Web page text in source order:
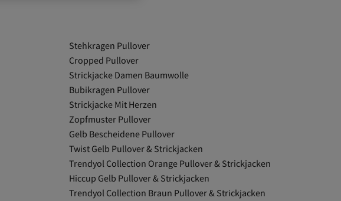
Stehkragen Pullover
Cropped Pullover
Strickjacke Damen Baumwolle
Bubikragen Pullover
Strickjacke Mit Herzen
Zopfmuster Pullover
Gelb Bescheidene Pullover
Twist Gelb Pullover & Strickjacken
Trendyol Collection Orange Pullover & Strickjacken
Hiccup Gelb Pullover & Strickjacken
Trendyol Collection Braun Pullover & Strickjacken